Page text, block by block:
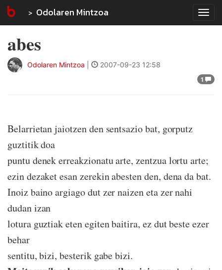
Odolaren Mintzoa
abes
Odolaren Mintzoa 2007-09-23 12:58
1
Belarrietan jaiotzen den sentsazio bat, gorputz
guztitik doa
puntu denek erreakzionatu arte, zentzua lortu arte;
ezin dezaket esan zerekin abesten den, dena da bat.
Inoiz baino argiago dut zer naizen eta zer nahi
dudan izan
lotura guztiak eten egiten baitira, ez dut beste ezer
behar
sentitu, bizi, besterik gabe bizi.